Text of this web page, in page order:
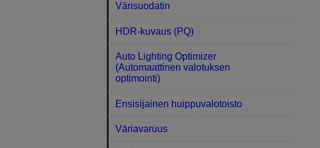
Värisuodatin
HDR-kuvaus (PQ)
Auto Lighting Optimizer
(Automaattinen valotuksen
optimointi)
Ensisijainen huippuvalotoisto
Väriavaruus